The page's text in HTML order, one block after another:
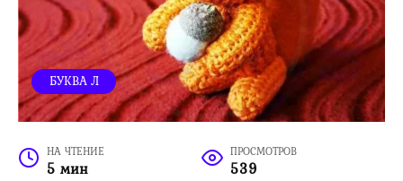
БУКВА Л
НА ЧТЕНИЕ
5 мин
ПРОСМОТРОВ
539